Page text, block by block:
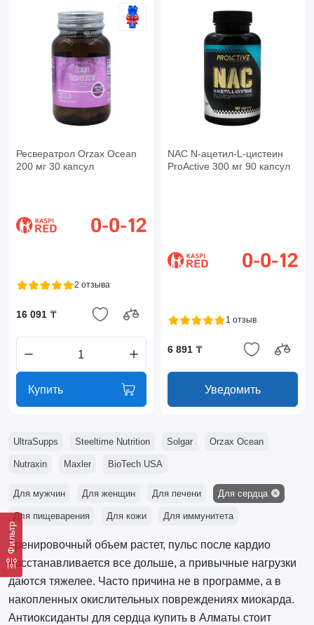
Фильтр
Ресвератрол Orzax Ocean
200 мг 30 капсул
2 отзыва
16 091 ₸
Купить
NAC N-ацетил-L-цистеин
ProActive 300 мг 90 капсул
1 отзыв
6 891 ₸
Уведомить
UltraSupps Steeltime Nutrition Solgar Orzax Ocean
Nutraxin Maxler BioTech USA
Для мужчин Для женщин Для печени Для сердца
Для пищеварения Для кожи Для иммунитета
Тренировочный объем растет, пульс после кардио
восстанавливается все дольше, а привычные нагрузки
даются тяжелее. Часто причина не в программе, а в
накопленных окислительных повреждениях миокарда.
Антиоксиданты для сердца купить в Алматы стоит